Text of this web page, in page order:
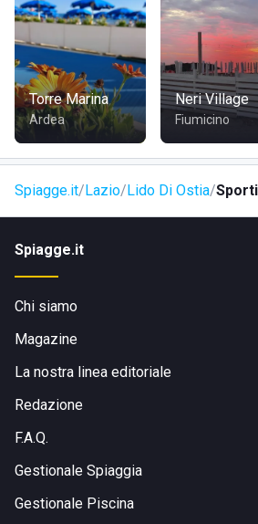
Torre Marina
Ardea
Neri Village
Fiumicino
Spiagge.it Lazio Lido Di Ostia
Spiagge.it
Chi siamo
Magazine
La nostra linea editoriale
Redazione
F.A.Q.
Gestionale Spiaggia
Gestionale Piscina